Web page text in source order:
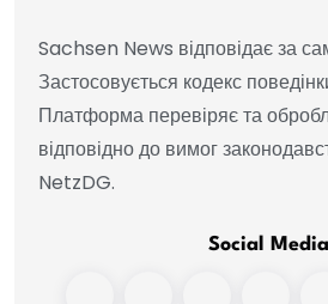
Sachsen News відповідає за
Застосовується кодекс
Платформа перевіряє та
відповідно до вимог
NetzDG.
Social Media